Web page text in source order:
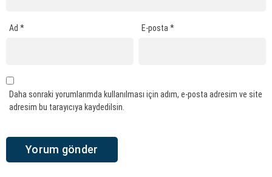
Ad * E-posta*
Daha sonraki yorumlarımda kullanılması için adım, e-posta adresim ve site
adresim bu tarayıcıya kaydedilsin.